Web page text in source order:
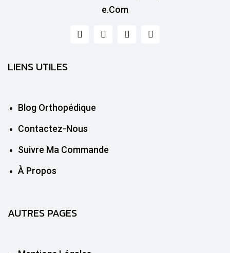
LIENS UTILES
Blog Orthopédique
Contactez-Nous
Suivre Ma Commande
À Propos
AUTRES PAGES